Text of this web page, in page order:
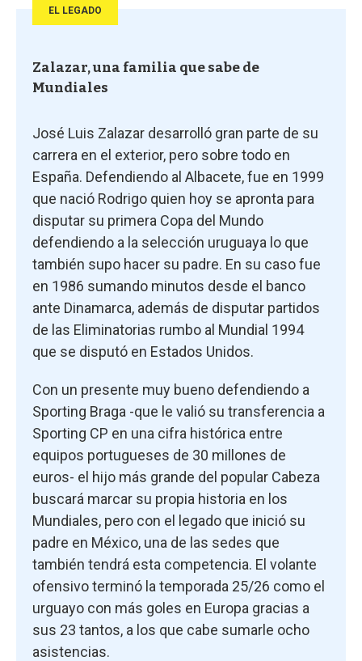
EL LEGADO
Zalazar, una familia que sabe de
Mundiales
José Luis Zalazar desarrolló gran parte de su
carrera en el exterior, pero sobre todo en
España. Defendiendo al Albacete, fue en 1999
que nació Rodrigo quien hoy se apronta para
disputar su primera Copa del Mundo
defendiendo a la selección uruguaya lo que
también supo hacer su padre. En su caso fue
en 1986 sumando minutos desde el banco
ante Dinamarca, además de disputar partidos
de las Eliminatorias rumbo al Mundial 1994
que se disputó en Estados Unidos.
Con un presente muy bueno defendiendo a
Sporting Braga -que le valió su transferencia a
Sporting CP en una cifra histórica entre
equipos portugueses de 30 millones de
euros- el hijo más grande del popular Cabeza
buscará marcar su propia historia en los
Mundiales, pero con el legado que inició su
padre en México, una de las sedes que
también tendrá esta competencia. El volante
ofensivo terminó la temporada 25/26 como el
urguayo con más goles en Europa gracias a
sus 23 tantos, a los que cabe sumarle ocho
asistencias.